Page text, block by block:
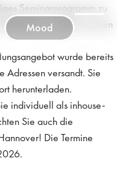
Mood
Seminarprogramm zu
4. Näheres lesen
wurde bereits
Adressen versandt. Sie
herunterladen.
individuell als inhouse-
Sie auch die
Die Termine